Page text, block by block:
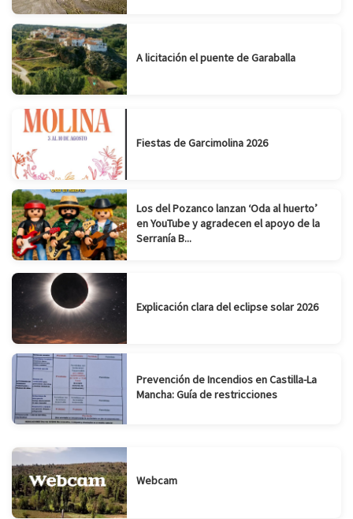
A licitación el puente de Garaballa
Fiestas de Garcimolina 2026
Los del Pozanco lanzan ‘Oda al huerto’
en YouTube y agradecen el apoyo de la
Serranía B...
Explicación clara del eclipse solar 2026
Prevención de Incendios en Castilla-La
Mancha: Guía de restricciones
Webcam